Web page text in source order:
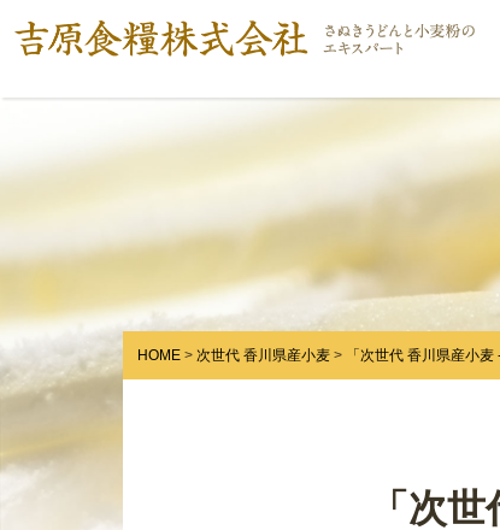
HOME 次世代 香川県産小麦 「次世代 香川県産小
「次